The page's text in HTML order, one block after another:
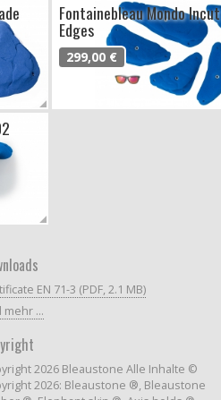
Fontainebleau Mondo Incut
Edges
299,00 €
EN 71-3 (PDF, 2.1 MB)
mehr ...
2026 Bleaustone Alle Inhalte ©
2026: Bleaustone ®, Bleaustone